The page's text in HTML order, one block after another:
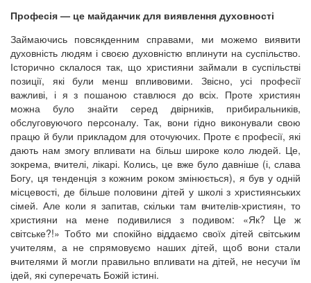
Професія — це майданчик для виявлення духовності
Займаючись повсякденним справами, ми можемо виявити
духовність людям і своєю духовністю вплинути на суспільство.
Історично склалося так, що християни займали в суспільстві
позиції, які були менш впливовими. Звісно, усі професії
важливі, і я з пошаною ставлюся до всіх. Проте християн
можна було знайти серед двірників, прибиральників,
обслуговуючого персоналу. Так, вони гідно виконували свою
працю й були прикладом для оточуючих. Проте є професії, які
дають нам змогу впливати на більш широке коло людей. Це,
зокрема, вчителі, лікарі. Колись, це вже було давніше (і, слава
Богу, ця тенденція з кожним роком змінюється), я був у одній
місцевості, де більше половини дітей у школі з християнських
сімей. Але коли я запитав, скільки там вчителів-християн, то
християни на мене подивилися з подивом: «Як? Це ж
світське?!» Тобто ми спокійно віддаємо своїх дітей світським
учителям, а не спрямовуємо наших дітей, щоб вони стали
вчителями й могли правильно впливати на дітей, не несучи їм
ідей, які суперечать Божій істині.